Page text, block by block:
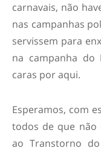
carnavais, não
nas campanhas
servissem para
na campanha do
caras por aqui.
Esperamos, com
todos de que não
ao Transtorno